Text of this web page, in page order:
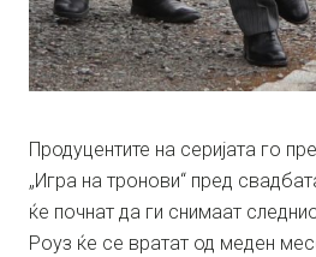
Продуцентите на серијата го
„Игра на тронови“ пред
ќе почнат да ги снимаат
Роуз ќе се вратат од меден